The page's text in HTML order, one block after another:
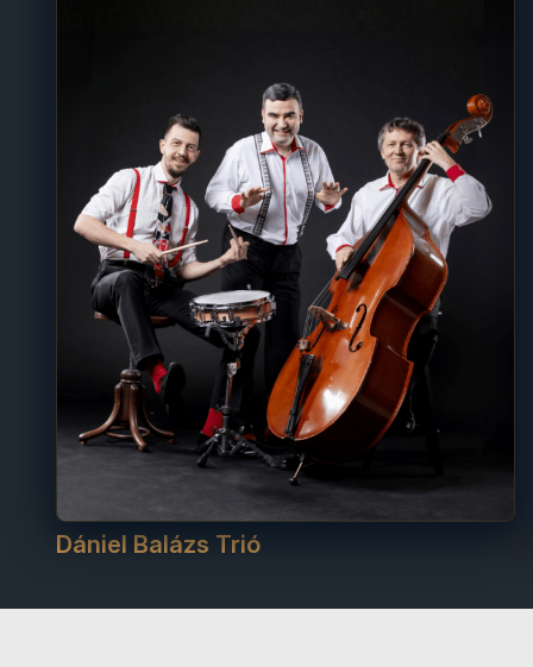
Dániel Balázs Trió